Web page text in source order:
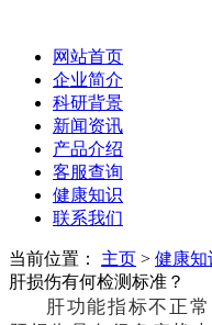
网站首页
企业简介
科研背景
新闻资讯
产品介绍
客服查询
健康知识
联系我们
当前位置： 主页 > 健康知
肝损伤有何检测标准？
肝功能指标不正